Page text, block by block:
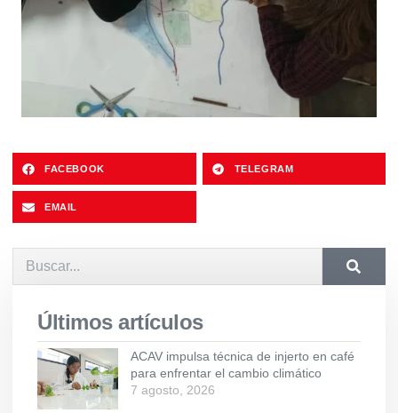
FACEBOOK TELEGRAM
EMAIL
Últimos artículos
ACAV impulsa técnica de injerto en café
para enfrentar el cambio climático
7 agosto, 2026